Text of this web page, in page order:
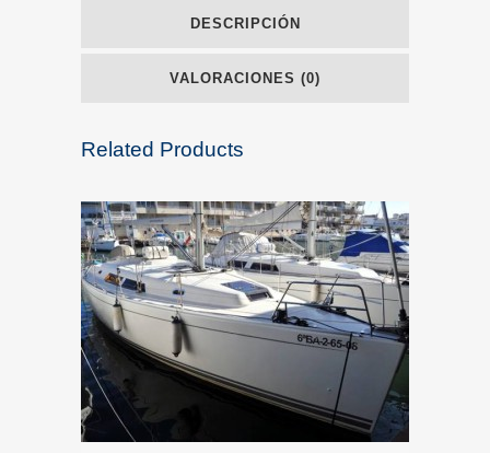
DESCRIPCIÓN
VALORACIONES (0)
Related Products